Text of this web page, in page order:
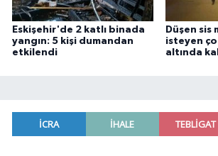
Eskişehir'de 2 katlı binada
yangın: 5 kişi dumandan
etkilendi
Düşen sis
isteyen
altında